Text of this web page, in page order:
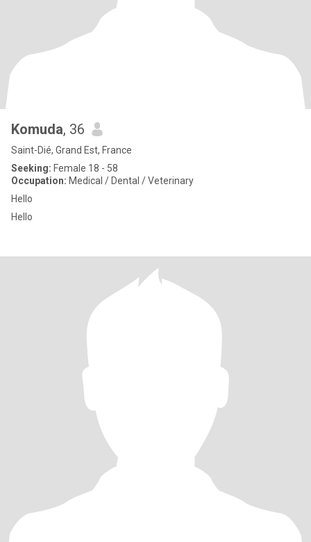
Komuda, 36
Saint-Dié, Grand Est, France
Seeking: Female 18 - 58
Occupation: Medical / Dental / Veterinary
Hello
Hello